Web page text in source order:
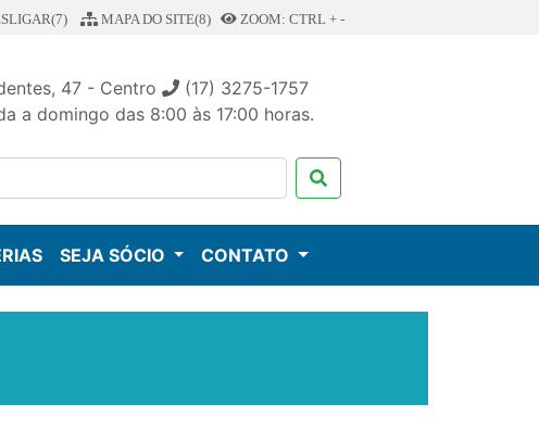
MAPA DO SITE(8) ZOOM: CTRL + -
47 - Centro
(17) 3275-1757
a domingo das 8:00 às 17:00 horas.
SEJA SÓCIO CONTATO